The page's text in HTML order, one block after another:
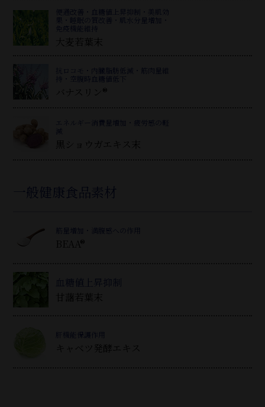
便通改善・血糖値上昇抑制・美肌効
果・睡眠の質改善・肌水分量増加・
免疫機能維持
大麦若葉末
抗ロコモ・内臓脂肪低減・筋肉量維
持・空腹時血糖値低下
バナスリン®
エネルギー消費量増加・疲労感の軽
減
黒ショウガエキス末
一般健康食品素材
筋量増加・満腹感への作用
BEAA®
血糖値上昇抑制
甘藷若葉末
肝機能保護作用
キャベツ発酵エキス